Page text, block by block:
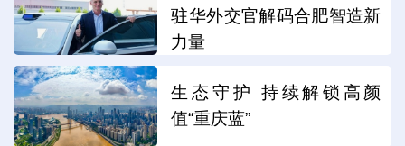
驻华外交官解码合肥智造新
力量
生态守护 持续解锁高颜
值“重庆蓝”